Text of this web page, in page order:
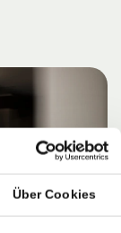
Über Cookies